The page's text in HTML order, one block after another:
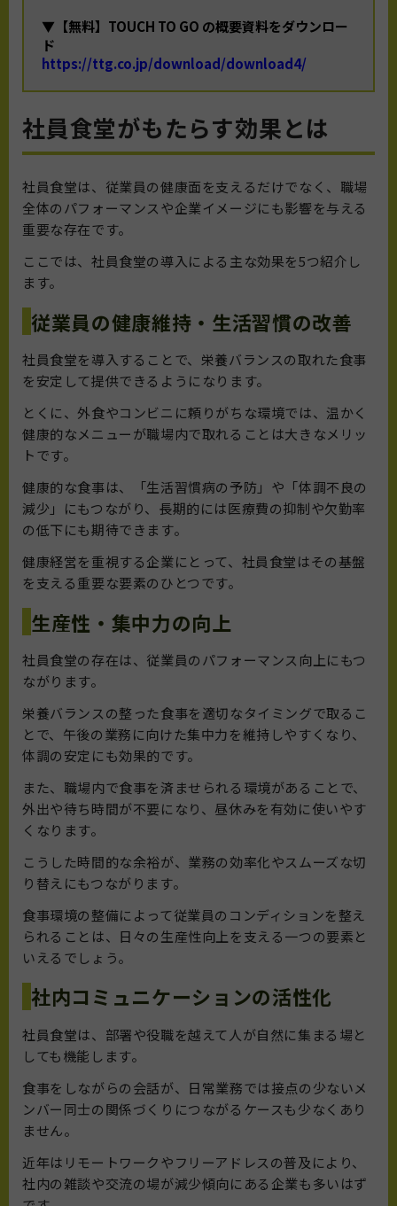
▼【無料】TOUCH TO GO の概要資料をダウンロー
ド
https://ttg.co.jp/download/download4/
社員食堂がもたらす効果とは
社員食堂は、従業員の健康面を支えるだけでなく、職場
全体のパフォーマンスや企業イメージにも影響を与える
重要な存在です。
ここでは、社員食堂の導入による主な効果を5つ紹介し
ます。
従業員の健康維持・生活習慣の改善
社員食堂を導入することで、栄養バランスの取れた食事
を安定して提供できるようになります。
とくに、外食やコンビニに頼りがちな環境では、温かく
健康的なメニューが職場内で取れることは大きなメリッ
トです。
健康的な食事は、「生活習慣病の予防」や「体調不良の
減少」にもつながり、長期的には医療費の抑制や欠勤率
の低下にも期待できます。
健康経営を重視する企業にとって、社員食堂はその基盤
を支える重要な要素のひとつです。
生産性・集中力の向上
社員食堂の存在は、従業員のパフォーマンス向上にもつ
ながります。
栄養バランスの整った食事を適切なタイミングで取るこ
とで、午後の業務に向けた集中力を維持しやすくなり、
体調の安定にも効果的です。
また、職場内で食事を済ませられる環境があることで、
外出や待ち時間が不要になり、昼休みを有効に使いやす
くなります。
こうした時間的な余裕が、業務の効率化やスムーズな切
り替えにもつながります。
食事環境の整備によって従業員のコンディションを整え
られることは、日々の生産性向上を支える一つの要素と
いえるでしょう。
社内コミュニケーションの活性化
社員食堂は、部署や役職を越えて人が自然に集まる場と
しても機能します。
食事をしながらの会話が、日常業務では接点の少ないメ
ンバー同士の関係づくりにつながるケースも少なくあり
ません。
近年はリモートワークやフリーアドレスの普及により、
社内の雑談や交流の場が減少傾向にある企業も多いはず